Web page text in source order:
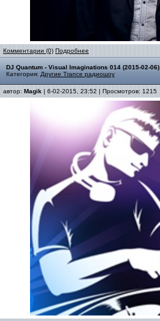
Комментарии (0) Подробнее
DJ Quantum - Visual Imaginations 014 (2015-02-06)
Категория: Другие Trance радиошоу
автор: Magik | 6-02-2015, 23:52 | Просмотров: 1215